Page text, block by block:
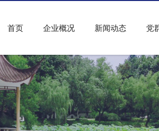
首页 企业概况 新闻动态 党